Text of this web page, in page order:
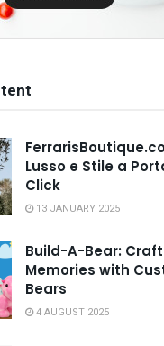
Lusso e Stile a
Click
13 JANUARY 2025
Build-A-Bear:
Memories with
Bears
4 AUGUST 2025